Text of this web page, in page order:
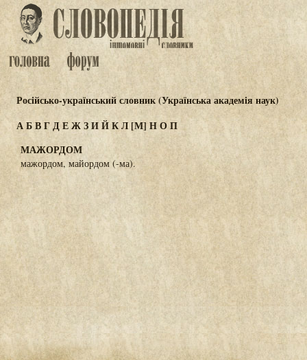
Російсько-український словник (Українська академія наук)
АБВГДЕЖЗИЙКЛ[М] НОП
МАЖОРДОМ
мажордом, майордом (-ма).